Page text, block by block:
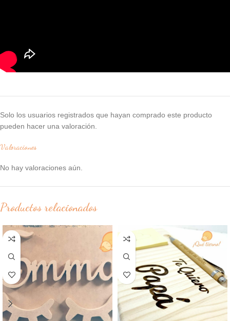
Valoraciones
No hay valoraciones aún.
Solo los usuarios registrados que hayan comprado este producto
pueden hacer una valoración.
Productos relacionados